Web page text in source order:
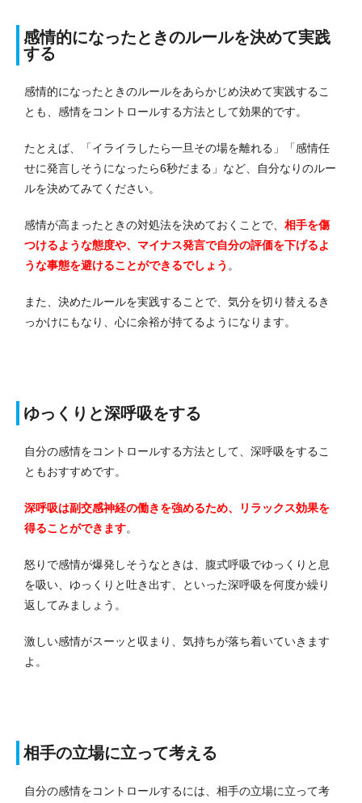
感情的になったときのルールを決めて実践
する
感情的になったときのルールをあらかじめ決めて実践するこ
とも、感情をコントロールする方法として効果的です。
たとえば、「イライラしたら一旦その場を離れる」「感情任
せに発言しそうになったら6秒だまる」など、自分なりのルー
ルを決めてみてください。
感情が高まったときの対処法を決めておくことで、 相手を傷
つけるような態度や、マイナス発言で自分の評価を下げるよ
うな事態を避けることができるでしょう 。
また、決めたルールを実践することで、気分を切り替えるき
っかけにもなり、心に余裕が持てるようになります。
ゆっくりと深呼吸をする
自分の感情をコントロールする方法として、深呼吸をするこ
ともおすすめです。
深呼吸は副交感神経の働きを強めるため、リラックス効果を
得ることができます。
怒りで感情が爆発しそうなときは、腹式呼吸でゆっくりと息
を吸い、ゆっくりと吐き出す、といった深呼吸を何度か繰り
返してみましょう。
激しい感情がスーッと収まり、気持ちが落ち着いていきます
よ。
相手の立場に立って考える
自分の感情をコントロールするには、相手の立場に立って考